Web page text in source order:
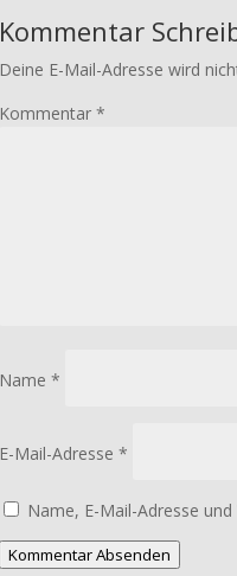
Kommentar
Deine E-Mail-Adresse wird
Kommentar *
Name *
E-Mail-Adresse *
Name, E-Mail-Adresse
Kommentar Absenden